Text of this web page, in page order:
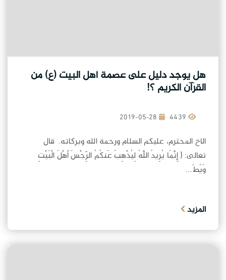
هل يوجد دليل على عصمة أهل البيت (ع) من
القرآن الكريم ؟!
2019-05-28
الاخ المحترم، عليكم السلام ورحمة الله وبركاته. قال
تعالى: { إِنَّمَا يُرِيدُ اللَّهُ لِيُذْهِبَ عَنكُمُ الرِّجْسَ أَهْلَ الْبَيْتِ
وَيُطَ...
المزيد